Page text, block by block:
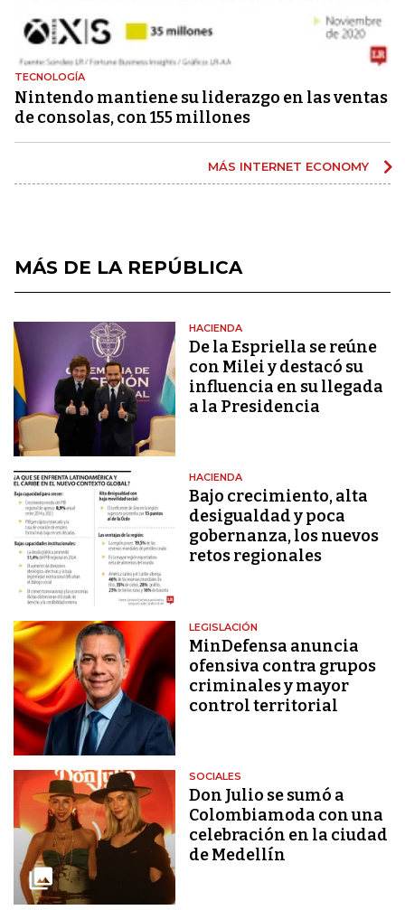
TECNOLOGÍA
Nintendo mantiene su liderazgo en las ventas
de consolas, con 155 millones
MÁS INTERNET ECONOMY
MÁS DE LA REPÚBLICA
HACIENDA
De la Espriella se reúne
con Milei y destacó su
influencia en su llegada
a la Presidencia
HACIENDA
Bajo crecimiento, alta
desigualdad y poca
gobernanza, los nuevos
retos regionales
LEGISLACIÓN
MinDefensa anuncia
ofensiva contra grupos
criminales y mayor
control territorial
SOCIALES
Don Julio se sumó a
Colombiamoda con una
celebración en la ciudad
de Medellín